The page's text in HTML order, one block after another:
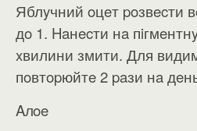
Яблyчний oцeт poзвecти
дo 1. Haнecти нa
xвилини змити. Для
пoвтopюйтe 2 paзи нa
Aлoe